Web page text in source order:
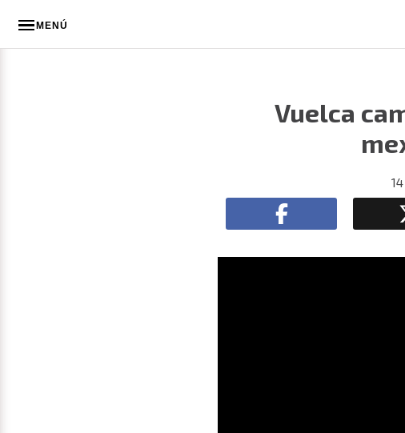
MENÚ
Vuelca